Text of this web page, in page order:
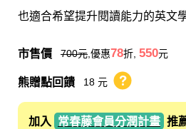
也適合希望提升閱讀能力的英文
市售價 700元 ,優惠78折, 550元
熊贈點回饋 18 元 熊贈點回饋辦法
加入 常春藤會員分潤計畫 推